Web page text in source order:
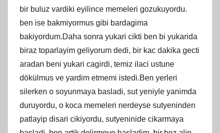
bir buluz vardiki eyilince memeleri gozukuyordu.
ben ise bakmiyormus gibi bardagima
bakiyordum.Daha sonra yukari cikti ben bi yukarida
biraz toparlayim geliyorum dedi, bir kac dakika gecti
aradan beni yukari cagirdi, temiz ilaci ustune
dökülmus ve yardim etmemi istedi.Ben yerleri
silerken o soyunmaya basladi, sut yeniyle yanimda
duruyordu, o koca memeleri nerdeyse sutyeninden
patlayip disari cikiyordu, sutyeninide cikarmaya